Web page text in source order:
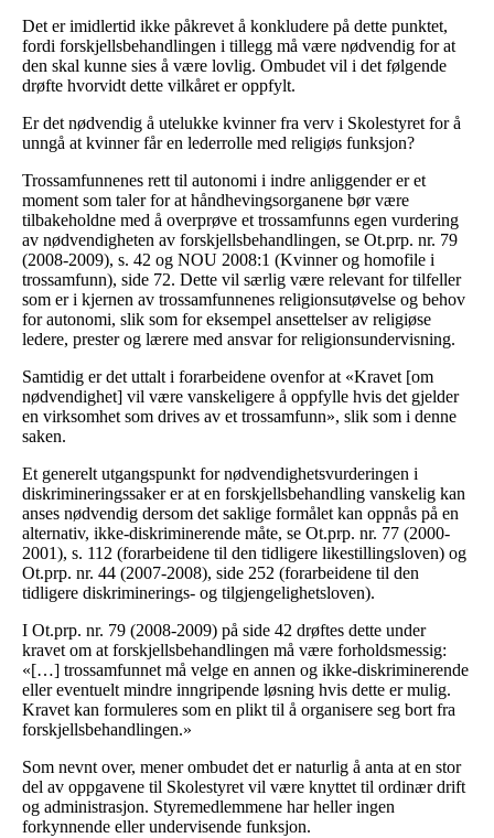
Det er imidlertid ikke påkrevet å konkludere på dette punktet,
fordi forskjellsbehandlingen i tillegg må være nødvendig for at
den skal kunne sies å være lovlig. Ombudet vil i det følgende
drøfte hvorvidt dette vilkåret er oppfylt.
Er det nødvendig å utelukke kvinner fra verv i Skolestyret for å
unngå at kvinner får en lederrolle med religiøs funksjon?
Trossamfunnenes rett til autonomi i indre anliggender er et
moment som taler for at håndhevingsorganene bør være
tilbakeholdne med å overprøve et trossamfunns egen vurdering
av nødvendigheten av forskjellsbehandlingen, se Ot.prp. nr. 79
(2008-2009), s. 42 og NOU 2008:1 (Kvinner og homofile i
trossamfunn), side 72. Dette vil særlig være relevant for tilfeller
som er i kjernen av trossamfunnenes religionsutøvelse og behov
for autonomi, slik som for eksempel ansettelser av religiøse
ledere, prester og lærere med ansvar for religionsundervisning.
Samtidig er det uttalt i forarbeidene ovenfor at «Kravet [om
nødvendighet] vil være vanskeligere å oppfylle hvis det gjelder
en virksomhet som drives av et trossamfunn», slik som i denne
saken.
Et generelt utgangspunkt for nødvendighetsvurderingen i
diskrimineringssaker er at en forskjellsbehandling vanskelig kan
anses nødvendig dersom det saklige formålet kan oppnås på en
alternativ, ikke-diskriminerende måte, se Ot.prp. nr. 77 (2000-
2001), s. 112 (forarbeidene til den tidligere likestillingsloven) og
Ot.prp. nr. 44 (2007-2008), side 252 (forarbeidene til den
tidligere diskriminerings- og tilgjengelighetsloven).
I Ot.prp. nr. 79 (2008-2009) på side 42 drøftes dette under
kravet om at forskjellsbehandlingen må være forholdsmessig:
«[…] trossamfunnet må velge en annen og ikke-diskriminerende
eller eventuelt mindre inngripende løsning hvis dette er mulig.
Kravet kan formuleres som en plikt til å organisere seg bort fra
forskjellsbehandlingen.»
Som nevnt over, mener ombudet det er naturlig å anta at en stor
del av oppgavene til Skolestyret vil være knyttet til ordinær drift
og administrasjon. Styremedlemmene har heller ingen
forkynnende eller undervisende funksjon.